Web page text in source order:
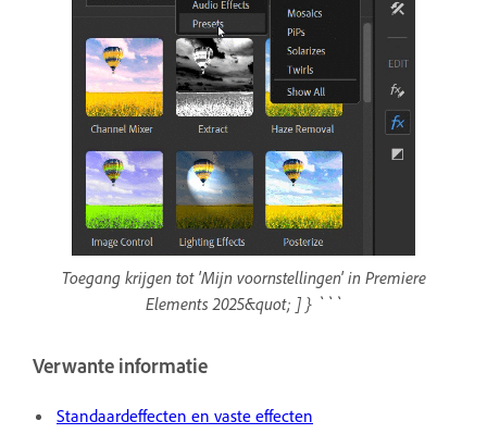
Toegang krijgen tot 'Mijn voornstellingen' in Premiere
Elements 2025&quot; ] } ```
Verwante informatie
Standaardeffecten en vaste effecten